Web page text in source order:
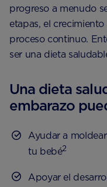
progreso a menudo
etapas, el
proceso continuo.
ser una dieta
Una dieta
embarazo
Ayudar a
tu bebé2
Apoyar el